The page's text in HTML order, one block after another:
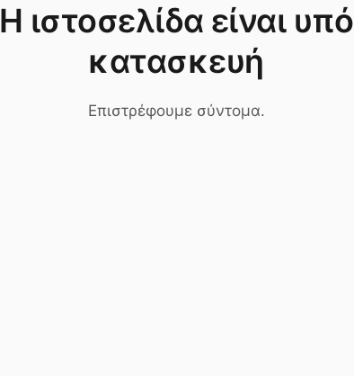
Η ιστοσελίδα είναι υπό
κατασκευή
Επιστρέφουμε σύντομα.